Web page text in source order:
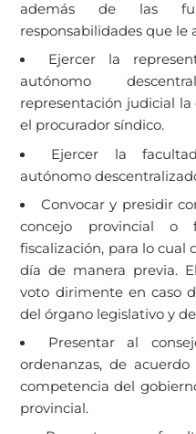
además de las
responsabilidades que le
Ejercer la
autónomo
representación judicial
el procurador síndico.
Ejercer la
autónomo
Convocar y presidir
concejo provincial o
fiscalización, para lo cual
día de manera previa.
voto dirimente en caso
del órgano legislativo y
Presentar al
ordenanzas, de
competencia del
provincial.